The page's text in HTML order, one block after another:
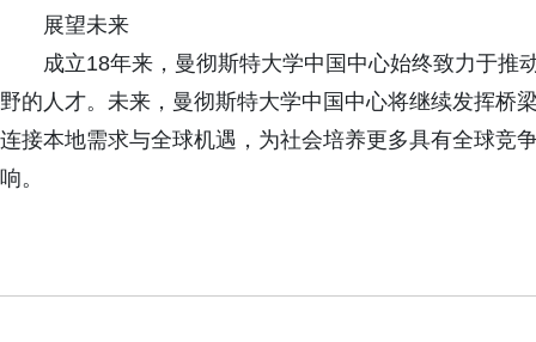
展望未来
成立18年来，曼彻斯特大学中国中心始终致力于推
野的人才。未来，曼彻斯特大学中国中心将继续发挥桥
连接本地需求与全球机遇，为社会培养更多具有全球竞
响。